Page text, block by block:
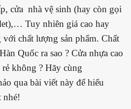
cửa nhà vệ sinh (hay còn gọi
Tuy nhiên giá cao hay
với chất lượng sản phẩm. Chất
Quốc ra sao ? Cửa nhựa cao
không ? Hãy cùng
qua bài viết này để hiểu
nhé!